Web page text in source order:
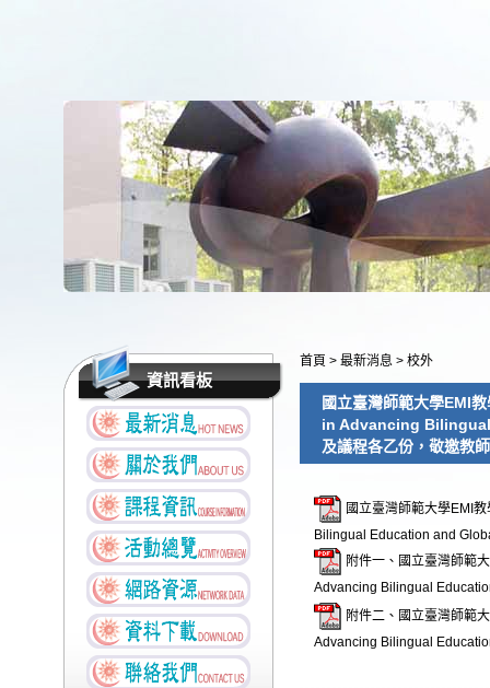
資訊看板
首頁 > 最新消息 > 校外
國立臺灣師範大學EMI
in Advancing Bilingual
及議程各乙份，敬邀教
國立臺灣師範大學EMI
Bilingual Education and
附件一、國立臺灣師範
Advancing Bilingual
附件二、國立臺灣師範
Advancing Bilingual